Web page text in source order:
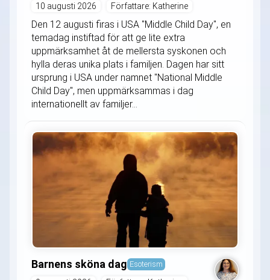
10 augusti 2026 Författare: Katherine
Den 12 augusti firas i USA "Middle Child Day", en
temadag instiftad för att ge lite extra
uppmärksamhet åt de mellersta syskonen och
hylla deras unika plats i familjen. Dagen har sitt
ursprung i USA under namnet "National Middle
Child Day", men uppmärksammas i dag
internationellt av familjer...
Barnens sköna dag Esoterism